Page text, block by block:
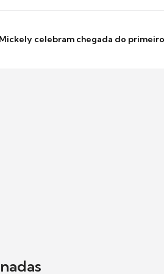
Mickely celebram chegada do